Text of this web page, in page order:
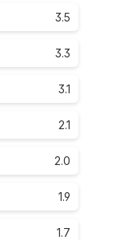
3.5
3.3
3.1
2.1
2.0
1.9
1.7